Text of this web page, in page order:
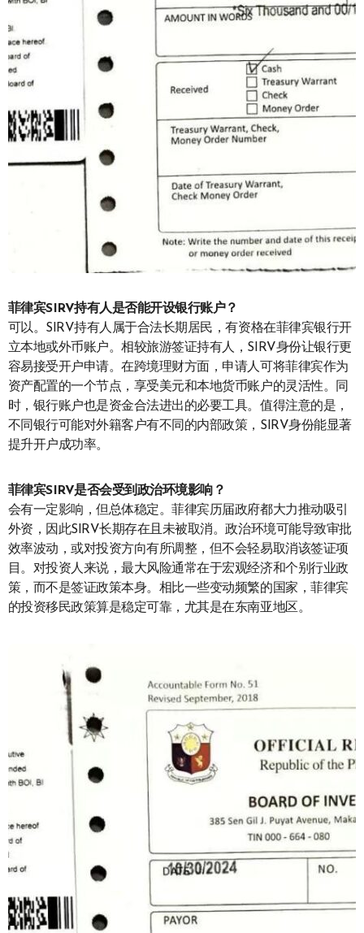
菲律宾SIRV持有人是否能开设银行账户？
可以。SIRV持有人属于合法长期居民，有资格在菲律宾银行开
立本地或外币账户。相较旅游签证持有人，SIRV身份让银行更
容易接受开户申请。在跨境理财方面，申请人可将菲律宾作为
资产配置的一个节点，享受美元和本地货币账户的灵活性。同
时，银行账户也是资金合法进出的必要工具。值得注意的是，
不同银行可能对外籍客户有不同的内部政策，SIRV身份能显著
提升开户成功率。
菲律宾SIRV是否会受到政治环境影响？
会有一定影响，但总体稳定。菲律宾历届政府都大力推动吸引
外资，因此SIRV长期存在且未被取消。政治环境可能导致审批
效率波动，或对投资方向有所调整，但不会轻易取消该签证项
目。对投资人来说，最大风险通常在于宏观经济和个别行业政
策，而不是签证政策本身。相比一些变动频繁的国家，菲律宾
的投资移民政策算是稳定可靠，尤其是在东南亚地区。